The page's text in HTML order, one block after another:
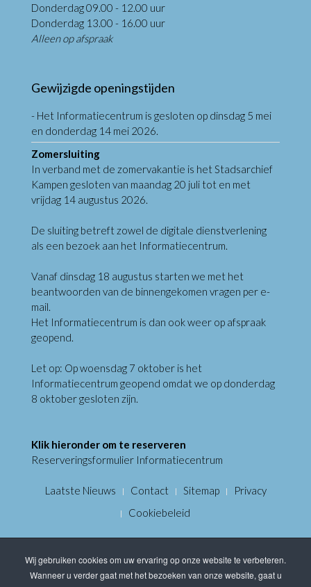
Donderdag 09.00 - 12.00 uur
Donderdag 13.00 - 16.00 uur
Alleen op afspraak
Gewijzigde openingstijden
- Het Informatiecentrum is gesloten op dinsdag 5 mei
en donderdag 14 mei 2026.
Zomersluiting
In verband met de zomervakantie is het Stadsarchief
Kampen gesloten van maandag 20 juli tot en met
vrijdag 14 augustus 2026.
De sluiting betreft zowel de digitale dienstverlening
als een bezoek aan het Informatiecentrum.
Vanaf dinsdag 18 augustus starten we met het
beantwoorden van de binnengekomen vragen per e-
mail.
Het Informatiecentrum is dan ook weer op afspraak
geopend.
Let op: Op woensdag 7 oktober is het
Informatiecentrum geopend omdat we op donderdag
8 oktober gesloten zijn.
Klik hieronder om te reserveren
Reserveringsformulier Informatiecentrum
Laatste Nieuws Contact Sitemap
Privacy
Cookiebeleid
Wij gebruiken cookies om uw ervaring op onze website te verbeteren.
Wanneer u verder gaat met het bezoeken van onze website, gaat u